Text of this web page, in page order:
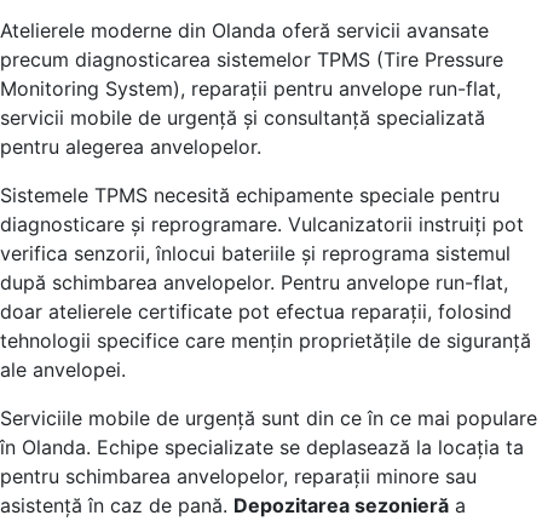
Atelierele moderne din Olanda oferă servicii avansate
precum diagnosticarea sistemelor TPMS (Tire Pressure
Monitoring System), reparații pentru anvelope run-flat,
servicii mobile de urgență și consultanță specializată
pentru alegerea anvelopelor.
Sistemele TPMS necesită echipamente speciale pentru
diagnosticare și reprogramare. Vulcanizatorii instruiți pot
verifica senzorii, înlocui bateriile și reprograma sistemul
după schimbarea anvelopelor. Pentru anvelope run-flat,
doar atelierele certificate pot efectua reparații, folosind
tehnologii specifice care mențin proprietățile de siguranță
ale anvelopei.
Serviciile mobile de urgență sunt din ce în ce mai populare
în Olanda. Echipe specializate se deplasează la locația ta
pentru schimbarea anvelopelor, reparații minore sau
asistență în caz de pană. Depozitarea sezonieră a